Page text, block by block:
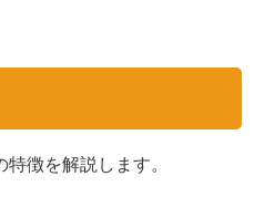
徴を解説します。